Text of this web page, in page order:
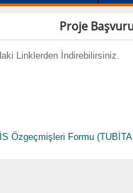
Proje
Linklerden İndirebilirsiniz.
Özgeçmişleri Formu